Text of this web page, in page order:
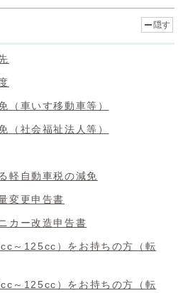
隠す
（車いす移動車等）
（社会福祉法人等）
軽自動車税の減免
変更申告書
カー改造申告書
～125cc）をお持ちの方（転
～125cc）をお持ちの方（転